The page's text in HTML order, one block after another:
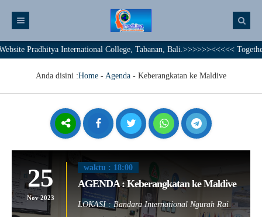
International College, Tabanan, Bali.>>>>>><<<<< Together
Anda disini :Home - Agenda - Keberangkatan ke Maldive
25
Nov 2023
waktu : 18:00
AGENDA : Keberangkatan ke Maldive
LOKASI : Bandara International Ngurah Rai